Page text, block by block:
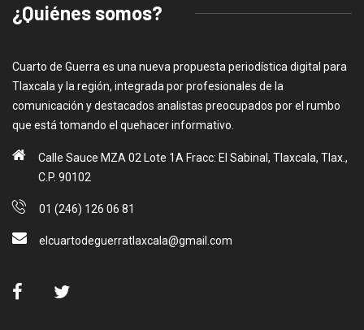
¿Quiénes somos?
Cuarto de Guerra es una nueva propuesta periodística digital para
Tlaxcala y la región, integrada por profesionales de la
comunicación y destacados analistas preocupados por el rumbo
que está tomando el quehacer informativo.
Calle Sauce MZA 02 Lote 1A Fracc: El Sabinal, Tlaxcala, Tlax.,
C.P. 90102
01 (246) 126 06 81
elcuartodeguerratlaxcala@gmail.com